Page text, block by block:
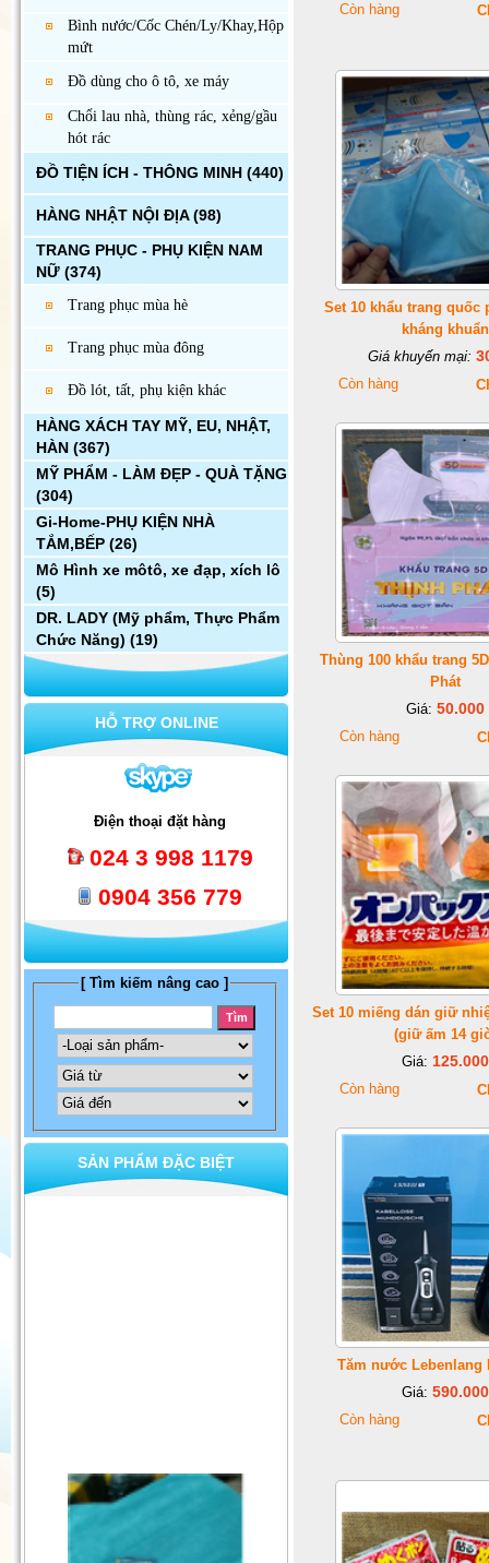
Bình nước/Cốc Chén/Ly/Khay,Hộp
mứt
Đồ dùng cho ô tô, xe máy
Chổi lau nhà, thùng rác, xẻng/gầu
hót rác
ĐỒ TIỆN ÍCH - THÔNG MINH (440)
HÀNG NHẬT NỘI ĐỊA(98)
TRANG PHỤC - PHỤ KIỆN NAM
NỮ (374)
Trang phục mùa hè
Trang phục mùa đông
Đồ lót, tất, phụ kiện khác
HÀNG XÁCH TAY MỸ, EU, NHẬT,
HÀN (367)
MỸ PHẨM - LÀM ĐẸP - QUÀ TẶNG
(304)
Gi-Home-PHỤ KIỆN NHÀ
TẮM,BẾP (26)
Mô Hình xe môtô, xe đạp, xích lô
(5)
DR. LADY (Mỹ phẩm, Thực Phẩm
Chức Năng) (19)
HỖ TRỢ ONLINE
Điện thoại đặt hàng
024 3 998 1179
0904 356 779
[ Tìm kiếm nâng cao ]
SẢN PHẨM ĐẶC BIỆT
Còn hàng
Set 10 khẩu trang quốc
kháng khuẩn
Giá khuyến mại:
Còn hàng
Thùng 100 khẩu trang
Phát
Giá: 50.000
Còn hàng
Set 10 miếng dán giữ
(giữ ấm 14
Giá: 125.000
Còn hàng
Tăm nước Lebenlang
Giá: 590.000
Còn hàng